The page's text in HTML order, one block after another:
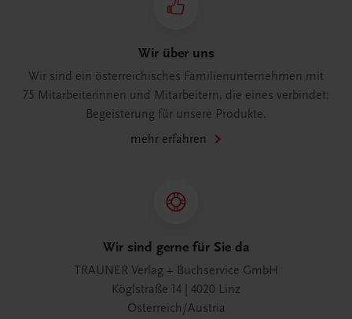
Wir über uns
Wir sind ein österreichisches Familienunternehmen mit
75 Mitarbeiterinnen und Mitarbeitern, die eines verbindet:
Begeisterung für unsere Produkte.
mehr erfahren
Wir sind gerne für Sie da
TRAUNER Verlag + Buchservice GmbH
Köglstraße 14 | 4020 Linz
Österreich/Austria